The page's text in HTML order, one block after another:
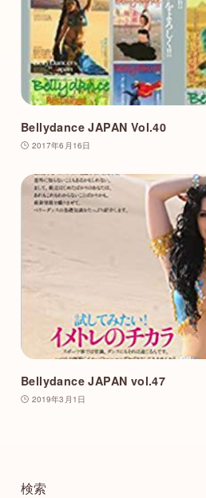
Bellydance JAPAN Vol.40
2017年6月16日
Bellydance JAPAN vol.47
2019年3月1日
検索